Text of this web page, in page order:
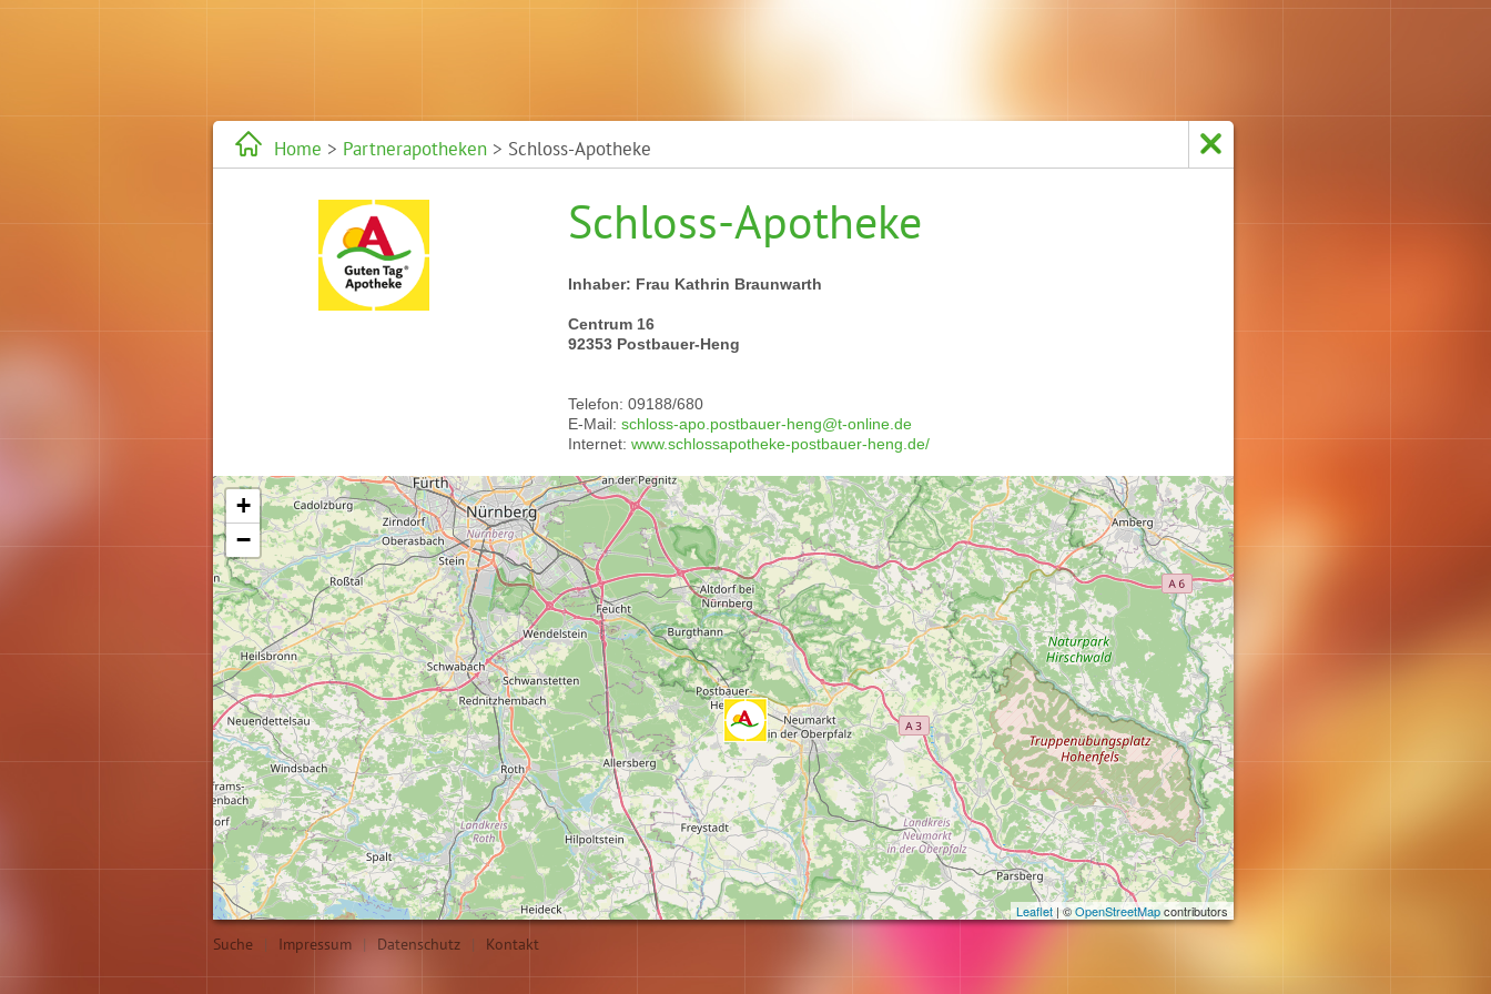
Home > Partnerapotheken > Schloss-Apotheke
Schloss-Apotheke
Inhaber: Frau Kathrin Braunwarth
Centrum 16
92353 Postbauer-Heng
Telefon: 09188/680
E-Mail: schloss-apo.postbauer-heng@t-online.de
Internet: www.schlossapotheke-postbauer-heng.de/
Karte wird geladen...
+
−
Leaflet | ©OpenStreetMapcontributors
Suche | Impressum | Datenschutz | Kontakt